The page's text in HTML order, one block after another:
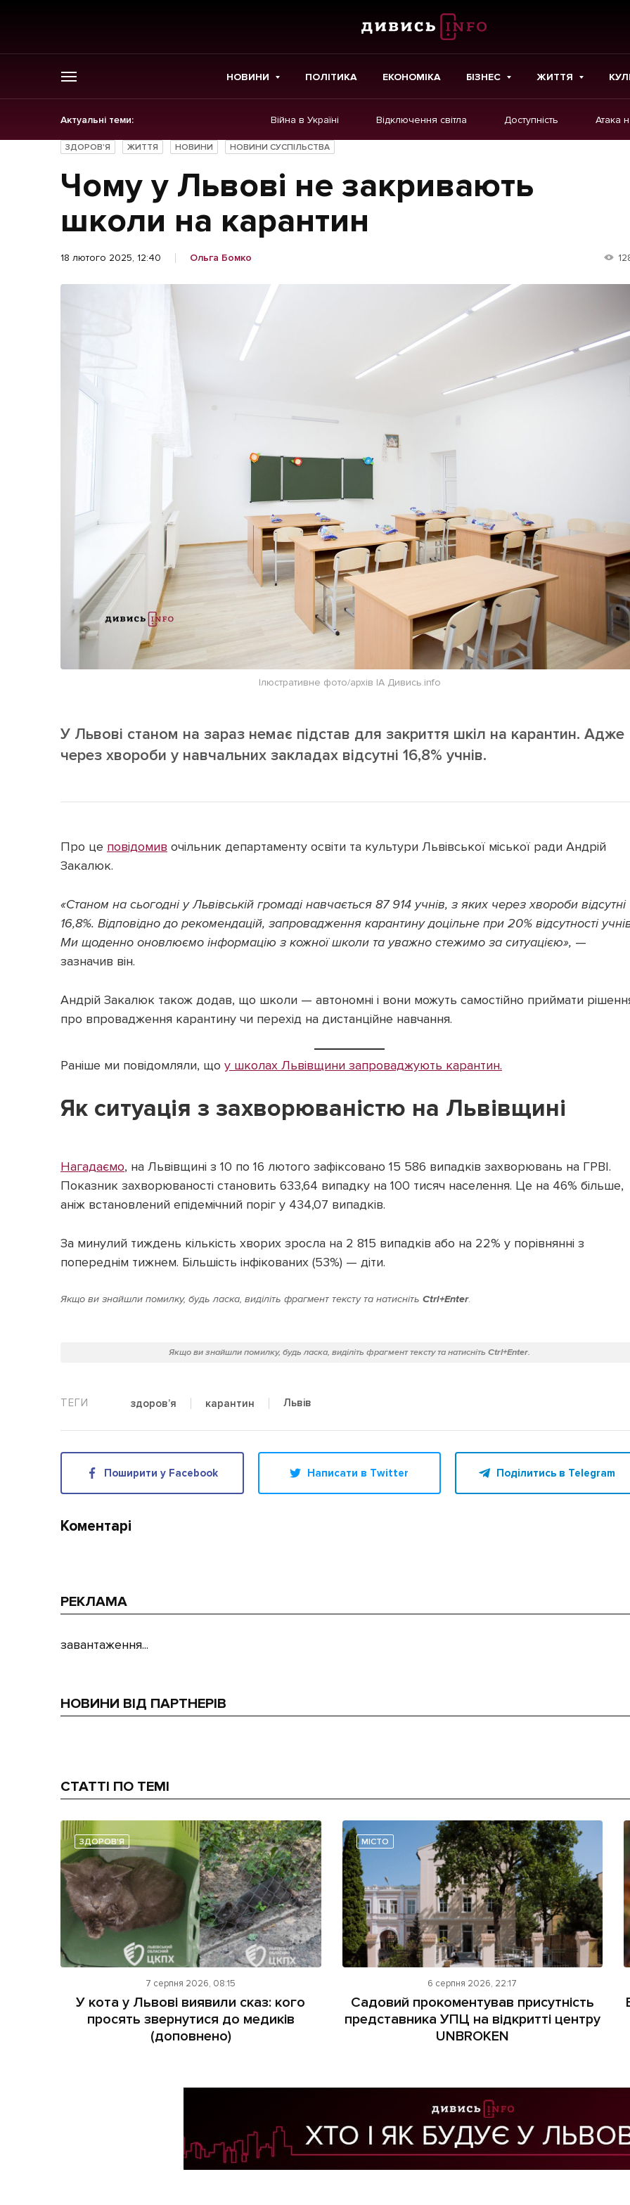
НОВИНИ ПОЛІТИКА ЕКОНОМІКА БІЗНЕС ЖИТТЯ
Актуальні теми: Війна в Україні Відключення світла Доступність Атака
ГОЛОВНЕ
Новини
Політика
Бізнес
Культура
Афіша
Картки
Ініціативи
ЗДОРОВ'Я ЖИТТЯ НОВИНИ НОВИНИ СУСПІЛЬСТВА
Чому у Львові не закривають
школи на карантин
18 лютого 2025, 12:40 Ольга Бомко
Ілюстративне фото/архів ІА Дивись.info
У Львові станом на зараз немає підстав для закриття шкіл на карантин. Адже
через хвороби у навчальних закладах відсутні 16,8% учнів.
Про це повідомив очільник департаменту освіти та культури Львівської міської ради Андрій
Закалюк.
«Станом на сьогодні у Львівській громаді навчається 87 914 учнів, з яких через хвороби відсутні
16,8%. Відповідно до рекомендацій, запровадження карантину доцільне при 20% відсутності
Ми щоденно оновлюємо інформацію з кожної школи та уважно стежимо за ситуацією», —
зазначив він.
Андрій Закалюк також додав, що школи — автономні і вони можуть самостійно приймати
про впровадження карантину чи перехід на дистанційне навчання.
Раніше ми повідомляли, що у школах Львівщини запроваджують карантин.
Як ситуація з захворюваністю на Львівщині
Нагадаємо, на Львівщині з 10 по 16 лютого зафіксовано 15 586 випадків захворювань на ГРВІ.
Показник захворюваності становить 633,64 випадку на 100 тисяч населення. Це на 46% більше,
аніж встановлений епідемічний поріг у 434,07 випадків.
За минулий тиждень кількість хворих зросла на 2 815 випадків або на 22% у порівнянні з
попереднім тижнем. Більшість інфікованих (53%) — діти.
Якщо ви знайшли помилку, будь ласка, виділіть фрагмент тексту та натисніть Ctrl+Enter.
Якщо ви знайшли помилку, будь ласка, виділіть фрагмент тексту та натисніть Ctrl+Enter.
здоров’я карантин Львів
Поширити у Facebook Написати в Twitter Поділитись в Telegram
Коментарі
РЕКЛАМА
завантаження...
НОВИНИ ВІД ПАРТНЕРІВ
СТАТТІ ПО ТЕМІ
ЗДОРОВ'Я
7 серпня 2026, 08:15
У кота у Львові виявили сказ: кого
просять звернутися до медиків
(доповнено)
МІСТО
6 серпня 2026, 22:17
Садовий прокоментував присутність
представника УПЦ на відкритті центру
UNBROKEN